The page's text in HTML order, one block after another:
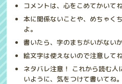
コメントは、心をこめてかいてね
本に関係ないことや、めちゃく
よ。
書いたら、字のまちがいがない
絵文字は使えないので注意してね
ネタバレ注意！ これから読む人
いように、気をつけて書いてね。